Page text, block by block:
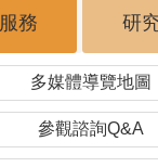
務 研
多媒體導覽地圖
參觀諮詢Q&A